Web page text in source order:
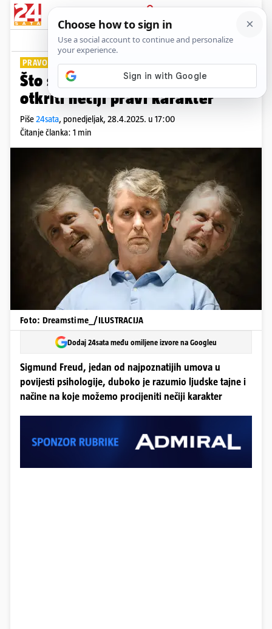
PRIJAVA
Lifestyle Komentari
PRAVO LICE
Što se krije iznutra? Ovako ćete
otkriti nečiji pravi karakter
Piše24sata, ponedjeljak, 28.4.2025. u 17:00
Čitanje članka: 1 min
Foto: Dreamstime_/ILUSTRACIJA
Dodaj 24sata među omiljene izvore na Googleu
Sigmund Freud, jedan od najpoznatijih umova u
povijesti psihologije, duboko je razumio ljudske tajne i
načine na koje možemo procijeniti nečiji karakter